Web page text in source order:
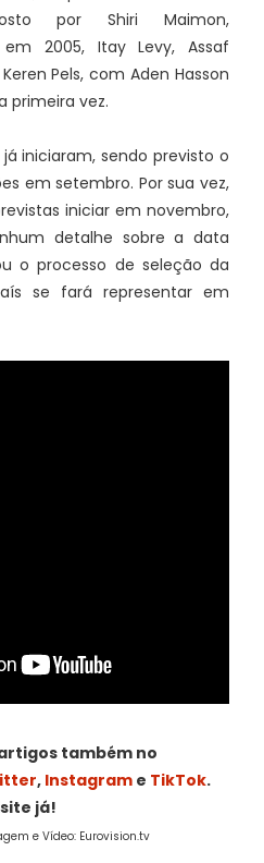
por Shiri Maimon,
2005, Itay Levy, Assaf
Pels, com Aden Hasson
primeira vez.
iniciaram, sendo previsto o
em setembro. Por sua vez,
iniciar em novembro,
detalhe sobre a data
o processo de seleção da
se fará representar em
também no
, Instagrame TikTok.
já!
e Vídeo: Eurovision.tv